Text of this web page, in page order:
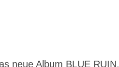
neue Album BLUE RUIN.